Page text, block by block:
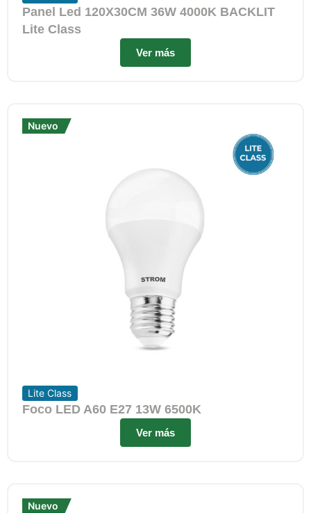
Panel Led 120X30CM 36W 4000K BACKLIT
Lite Class
Ver más
Nuevo
Nuevo
Lite Class
Foco LED A60 E27 13W 6500K
Ver más
Nuevo
Nuevo